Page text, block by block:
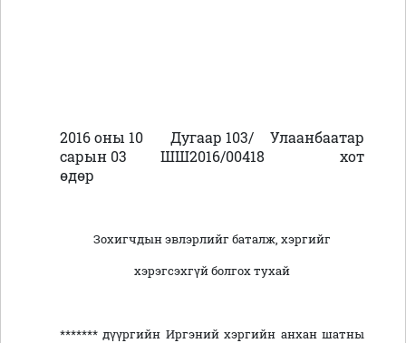
2016 оны 10
сарын 03
өдөр
Дугаар 103/
ШШ2016/00418
Улаанбаатар
хот
Зохигчдын эвлэрлийг баталж, хэргийг
хэрэгсэхгүй болгох тухай
******* дүүргийн Иргэний хэргийн анхан шатны